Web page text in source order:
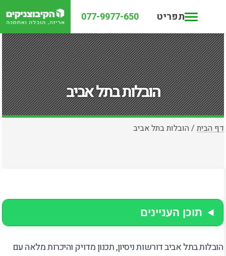
תפריט 077-9977-650
הובלות בתל אביב
דף הבית / הובלות בתל אביב
תוכן העניינים
הובלות בתל אביב דורשות ניסיון, תכנון מדויק והיכרות מלאה עם